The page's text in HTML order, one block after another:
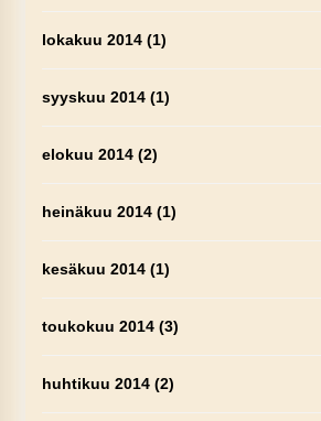
lokakuu 2014(1)
syyskuu 2014(1)
elokuu 2014(2)
heinäkuu 2014(1)
kesäkuu 2014(1)
toukokuu 2014(3)
huhtikuu 2014(2)